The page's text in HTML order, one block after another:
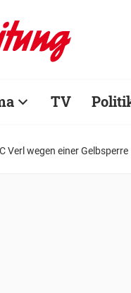
TV
Verl wegen einer Gelbsperre